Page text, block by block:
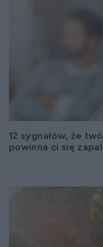
12 sygnałów, że
powinna ci się